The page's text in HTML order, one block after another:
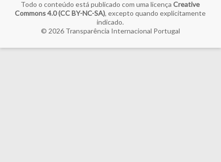
Todo o conteúdo está publicado com uma licençaCreative
Commons 4.0 (CC BY-NC-SA), excepto quando explicitamente
indicado.
© 2026 Transparência Internacional Portugal